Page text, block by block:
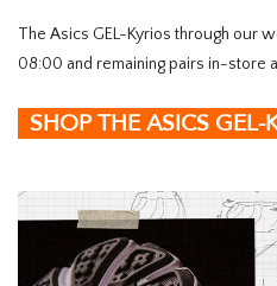
The Asics GEL-Kyrios through our
08:00 and remaining pairs in-store
SHOP THE ASICS GEL-